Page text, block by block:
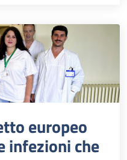
europeo
infezioni che